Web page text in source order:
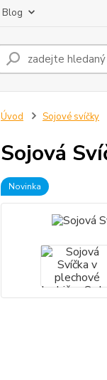
Blog
Úvod Sojové svíčky
Sojová
Novinka